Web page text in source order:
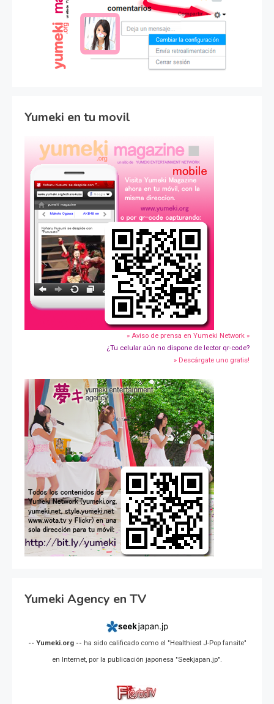
Yumeki en tu movil
» Aviso de prensa en Yumeki Network »
¿Tu celular aún no dispone de lector qr-code?
» Descárgate uno gratis!
Yumeki Agency en TV
-- Yumeki.org -- ha sido calificado como el "Healthiest J-Pop fansite"
en Internet, por la publicación japonesa "Seekjapan.jp".